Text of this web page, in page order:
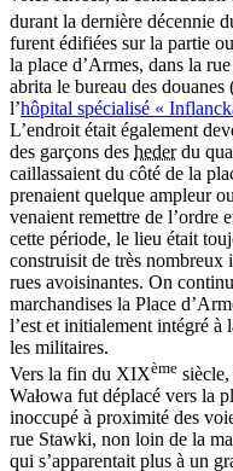
durant la dernière décennie
furent édifiées sur la partie
la place d’Armes, dans la
abrita le bureau des
l’hôpital spécialisé «
L’endroit était également
des garçons des hederdu
caillassaient du côté de la
prenaient quelque ampleur
venaient remettre de l’ordre
cette période, le lieu était
construisit de très nombreux
rues avoisinantes. On
marchandises la Place
l’est et initialement intégré à
les militaires.
Vers la fin du XIXème
Wałowa fut déplacé vers la
inoccupé à proximité des
rue Stawki, non loin de la
qui s’apparentait plus à un